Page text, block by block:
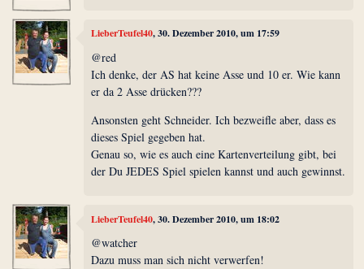
LieberTeufel40, 30. Dezember 2010, um 17:59
@red
Ich denke, der AS hat keine Asse und 10 er. Wie kann
er da 2 Asse drücken???
Ansonsten geht Schneider. Ich bezweifle aber, dass es
dieses Spiel gegeben hat.
Genau so, wie es auch eine Kartenverteilung gibt, bei
der Du JEDES Spiel spielen kannst und auch gewinnst.
LieberTeufel40, 30. Dezember 2010, um 18:02
@watcher
Dazu muss man sich nicht verwerfen!